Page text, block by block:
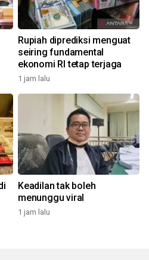
Rupiah diprediksi menguat
seiring fundamental
ekonomi RI tetap terjaga
1 jam lalu
Keadilan tak boleh
menunggu viral
1 jam lalu